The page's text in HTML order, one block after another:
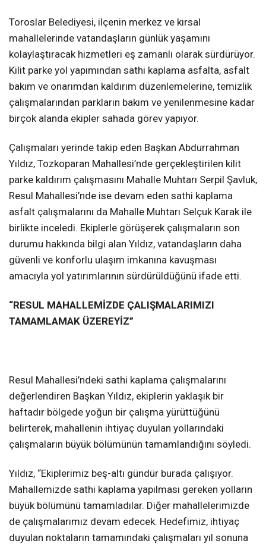
Toroslar Belediyesi, ilçenin merkez ve kırsal
mahallelerinde vatandaşların günlük yaşamını
kolaylaştıracak hizmetleri eş zamanlı olarak sürdürüyor.
Kilit parke yol yapımından sathi kaplama asfalta, asfalt
bakım ve onarımdan kaldırım düzenlemelerine, temizlik
çalışmalarından parkların bakım ve yenilenmesine kadar
birçok alanda ekipler sahada görev yapıyor.
Çalışmaları yerinde takip eden Başkan Abdurrahman
Yıldız, Tozkoparan Mahallesi’nde gerçekleştirilen kilit
parke kaldırım çalışmasını Mahalle Muhtarı Serpil Şavluk,
Resul Mahallesi’nde ise devam eden sathi kaplama
asfalt çalışmalarını da Mahalle Muhtarı Selçuk Karak ile
birlikte inceledi. Ekiplerle görüşerek çalışmaların son
durumu hakkında bilgi alan Yıldız, vatandaşların daha
güvenli ve konforlu ulaşım imkanına kavuşması
amacıyla yol yatırımlarının sürdürüldüğünü ifade etti.
“RESUL MAHALLEMİZDE ÇALIŞMALARIMIZI
TAMAMLAMAK ÜZEREYİZ”
Resul Mahallesi’ndeki sathi kaplama çalışmalarını
değerlendiren Başkan Yıldız, ekiplerin yaklaşık bir
haftadır bölgede yoğun bir çalışma yürüttüğünü
belirterek, mahallenin ihtiyaç duyulan yollarındaki
çalışmaların büyük bölümünün tamamlandığını söyledi.
Yıldız, “Ekiplerimiz beş-altı gündür burada çalışıyor.
Mahallemizde sathi kaplama yapılması gereken yolların
büyük bölümünü tamamladılar. Diğer mahallelerimizde
de çalışmalarımız devam edecek. Hedefimiz, ihtiyaç
duyulan noktaların tamamındaki çalışmaları yıl sonuna